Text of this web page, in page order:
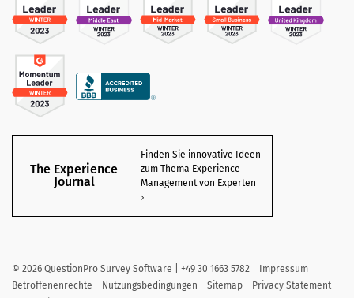
The Experience
Journal
Finden Sie innovative Ideen
zum Thema Experience
Management von Experten
© 2026 QuestionPro Survey Software | +49 30 1663 5782
Impressum
Betroffenenrechte
Nutzungsbedingungen Sitemap
Privacy Statement